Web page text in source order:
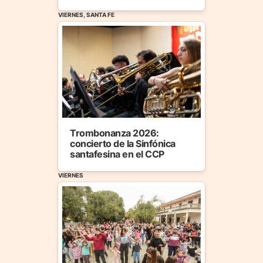
VIERNES, SANTA FE
Trombonanza 2026:
concierto de la Sinfónica
santafesina en el CCP
VIERNES